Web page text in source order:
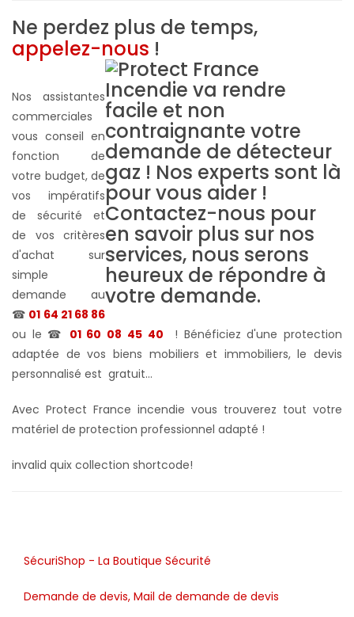
Ne perdez plus de temps,
appelez-nous !
Nos assistantes
commerciales
vous conseil en
fonction de
votre budget, de
vos impératifs
de sécurité et
de vos critères
d'achat sur
simple
demande au
☎ 01 64 21 68 86
ou le ☎ 01 60 08 45 40
! Bénéficiez d'une protection
adaptée de vos biens mobiliers et immobiliers, le devis
personnalisé est gratuit...
Avec Protect France incendie vous trouverez tout votre
matériel de protection professionnel adapté !
invalid quix collection shortcode!
SécuriShop - La Boutique Sécurité
Demande de devis, Mail de demande de devis